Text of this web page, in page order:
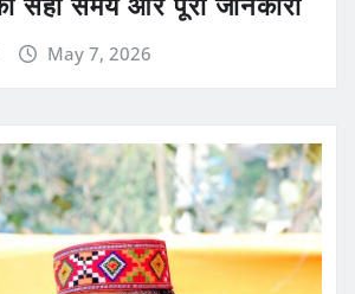
May 7, 2026